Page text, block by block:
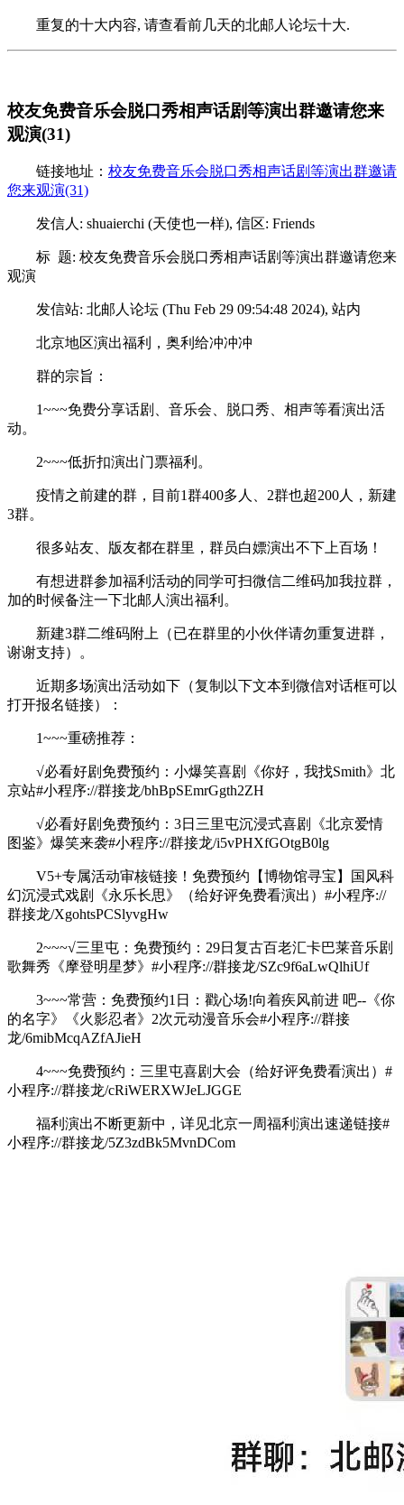
重复的十大内容, 请查看前几天的北邮人论坛十大.
校友免费音乐会脱口秀相声话剧等演出群邀请您来
观演(31)
链接地址： 校友免费音乐会脱口秀相声话剧等演出群邀请
您来观演(31)
发信人: shuaierchi (天使也一样), 信区: Friends
标 题: 校友免费音乐会脱口秀相声话剧等演出群邀请您来
观演
发信站: 北邮人论坛 (Thu Feb 29 09:54:48 2024), 站内
北京地区演出福利，奥利给冲冲冲
群的宗旨：
1~~~免费分享话剧、音乐会、脱口秀、相声等看演出活
动。
2~~~低折扣演出门票福利。
疫情之前建的群，目前1群400多人、2群也超200人，新建
3群。
很多站友、版友都在群里，群员白嫖演出不下上百场！
有想进群参加福利活动的同学可扫微信二维码加我拉群，
加的时候备注一下北邮人演出福利。
新建3群二维码附上（已在群里的小伙伴请勿重复进群，
谢谢支持）。
近期多场演出活动如下（复制以下文本到微信对话框可以
打开报名链接）：
1~~~重磅推荐：
√必看好剧免费预约：小爆笑喜剧《你好，我找Smith》北
京站#小程序://群接龙/bhBpSEmrGgth2ZH
√必看好剧免费预约：3日三里屯沉浸式喜剧《北京爱情
图鉴》爆笑来袭#小程序://群接龙/i5vPHXfGOtgB0lg
V5+专属活动审核链接！免费预约【博物馆寻宝】国风科
幻沉浸式戏剧《永乐长思》（给好评免费看演出）#小程序://
群接龙/XgohtsPCSlyvgHw
2~~~√三里屯：免费预约：29日复古百老汇卡巴莱音乐剧
歌舞秀《摩登明星梦》#小程序://群接龙/SZc9f6aLwQlhiUf
3~~~常营：免费预约1日：戳心场!向着疾风前进 吧--《你
的名字》《火影忍者》2次元动漫音乐会#小程序://群接
龙/6mibMcqAZfAJieH
4~~~免费预约：三里屯喜剧大会（给好评免费看演出）#
小程序://群接龙/cRiWERXWJeLJGGE
福利演出不断更新中，详见北京一周福利演出速递链接#
小程序://群接龙/5Z3zdBk5MvnDCom